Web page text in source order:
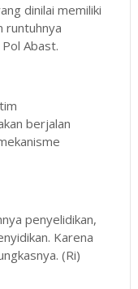
dinilai memiliki
runtuhnya
Abast.
berjalan
penyelidikan,
Karena
(Ri)